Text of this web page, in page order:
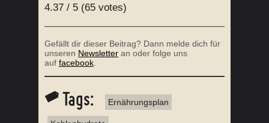
4.37 / 5 (65 votes)
Gefällt dir dieser Beitrag? Dann melde dich für
unseren Newsletter an oder folge uns
auf facebook
Tags: Ernährungsplan